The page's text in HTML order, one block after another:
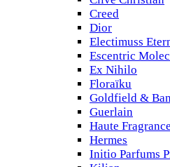
Creed
Dior
Electimuss
Escentric
Ex Nihilo
Floraïku
Goldfield &
Guerlain
Haute
Hermes
Initio Parfums